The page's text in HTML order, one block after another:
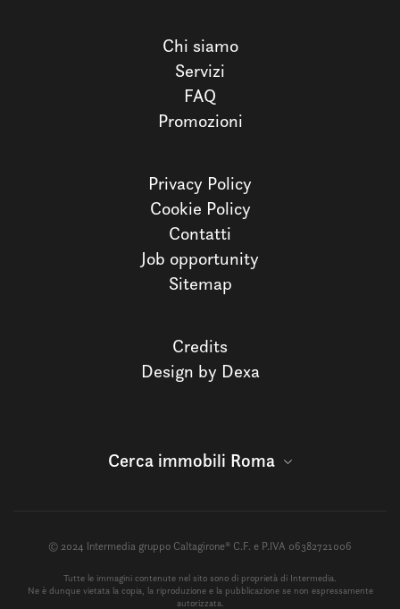
Chi siamo
Servizi
FAQ
Promozioni
Privacy Policy
Cookie Policy
Contatti
Job opportunity
Sitemap
Credits
Design by Dexa
Cerca immobili Roma
© 2024 Intermedia gruppo Caltagirone® C.F. e P.IVA 06382721006
Tutte le immagini contenute nel sito sono di proprietà di Intermedia.
Ne è dunque vietata la copia, la riproduzione e la pubblicazione se non espressamente
autorizzata.